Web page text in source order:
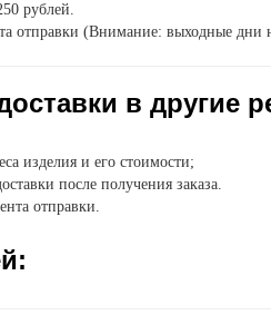
рублей.
отправки (Внимание: выходные дни
в другие
изделия и его стоимости;
после получения заказа.
отправки.